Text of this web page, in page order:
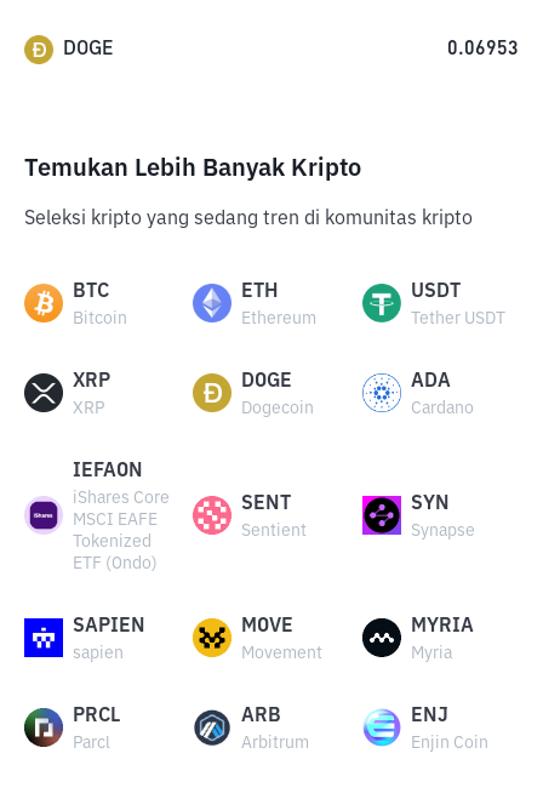
DOGE 0.06953
Temukan Lebih Banyak Kripto
Seleksi kripto yang sedang tren di komunitas kripto
BTC
Bitcoin
ETH
Ethereum
USDT
Tether USDT
XRP
XRP
DOGE
Dogecoin
ADA
Cardano
IEFAON
iShares Core
MSCI EAFE
Tokenized
ETF (Ondo)
SENT
Sentient
SYN
Synapse
SAPIEN
sapien
MOVE
Movement
MYRIA
Myria
PRCL
Parcl
ARB
Arbitrum
ENJ
Enjin Coin